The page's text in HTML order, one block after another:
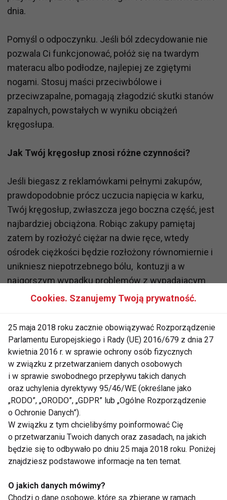
dnia.
Pomyśl o odpoczynku. Jeśli ból zdecydowanie nie
pozwala Ci funkcjonować, połóż się na twardym
materacu albo podłodze, najlepiej ze zgiętymi
nogami. Stosuj maści przeciwbólowe i
przeciwzapalne, pomagają złagodzić skutki stanów
zapalnych, powstałych w wyniku obciążeń
kręgosłupa.
Jak Twój kręgosłup znosi różne czynności?
Jeśli biegasz z reklamówkami pełnymi zakupów,
prawdopodobnie prócz uczucia napięcia w karku,
Twój kręgosłup, zwłaszcza jego boczna część, jest
najbardziej obciążona. Robiąc zakupy pamiętaj
zatem by rozłożyć ciężar na dwie ręce, wtedy
ośrodek ciężkości będzie rozłożony równomiernie i
unikniesz niepotrzebnego bólu, kontuzji a w
najgorszym wypadku problemów z wypadajacym
dyskiem.
Przyrządzając wielkanocne pyszności nasz
kręgosłup odczuwa największydyskomfort . Długie
godziny przygotowywania świątecznych potraw,
pochylania głowy nad wypiekami, skutkują
wieczornym bólem zarówno w dolnej, jak i górnej
części. Wielogodzinne napinanie mięśni i więzadeł
kręgosłupa, powoduje zmianę ciśnienia w dyskach a
długie nachylenia odcinka szyjnego dodatkowo
odciąża jego pracę.
Jaka sobie pomóc? Warto często zmieniać pozycje,
prostować plecy, a takżeodpocząć od monotonnej
Cookies. Szanujemy Twoją prywatność.
25 maja 2018 roku zacznie obowiązywać Rozporządzenie
Parlamentu Europejskiego i Rady (UE) 2016/679 z dnia 27
kwietnia 2016 r. w sprawie ochrony osób fizycznych
w związku z przetwarzaniem danych osobowych
i w sprawie swobodnego przepływu takich danych
oraz uchylenia dyrektywy 95/46/WE (określane jako
„RODO”, „ORODO”, „GDPR” lub „Ogólne Rozporządzenie
o Ochronie Danych”).
W związku z tym chcielibyśmy poinformować Cię
o przetwarzaniu Twoich danych oraz zasadach, na jakich
będzie się to odbywało po dniu 25 maja 2018 roku. Poniżej
znajdziesz podstawowe informacje na ten temat.
O jakich danych mówimy?
Chodzi o dane osobowe, które są zbierane w ramach